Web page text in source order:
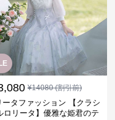
¥14080(割引前)
ータファッション 【クラシ
ロリータ】優雅な姫君のテ